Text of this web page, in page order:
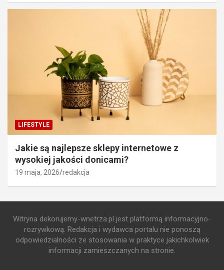
LIFESTYLE
Jakie są najlepsze sklepy internetowe z
wysokiej jakości donicami?
19 maja, 2026 redakcja
Witryna dekorujemy-wnetrza.pl jest platformą informacyjno-
rozrywkową. Redakcja i wydawca portalu nie ponoszą
odpowiedzialności ze stosowania w praktyce jakichkolwiek
informacji zamieszczanych na stronie.